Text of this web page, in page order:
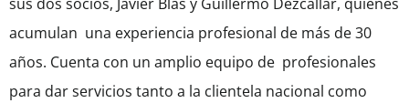
acumulan una experiencia profesional de más de 30
años. Cuenta con un amplio equipo de profesionales
para dar servicios tanto a la clientela nacional como